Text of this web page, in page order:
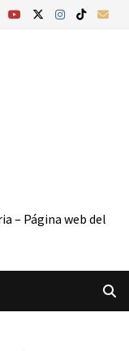
– Página web del